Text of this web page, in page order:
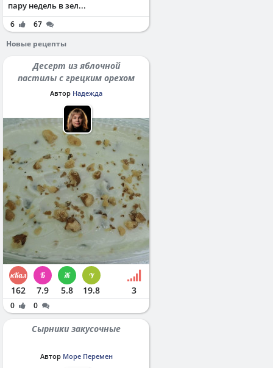
пару недель в зел...
6
67
Новые рецепты
Десерт из яблочной
пастилы с грецким орехом
Автор Надежда
162 7.9 5.8 19.8 3
0 0
Сырники закусочные
Автор Море Перемен